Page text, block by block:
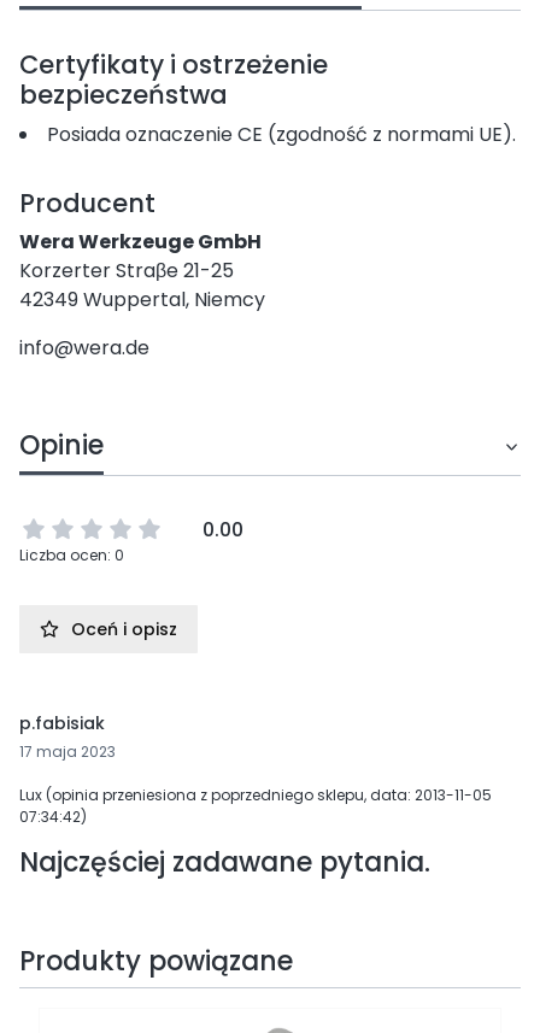
Certyfikaty i ostrzeżenie
bezpieczeństwa
Posiada oznaczenie CE (zgodność z normami UE).
Producent
Wera Werkzeuge GmbH
Korzerter Straβe 21-25
42349 Wuppertal, Niemcy
info@wera.de
Opinie
0.00
Liczba ocen: 0
Oceń i opisz
p.fabisiak
17 maja 2023
Lux (opinia przeniesiona z poprzedniego sklepu, data: 2013-11-05
07:34:42)
Najczęściej zadawane pytania.
Produkty powiązane